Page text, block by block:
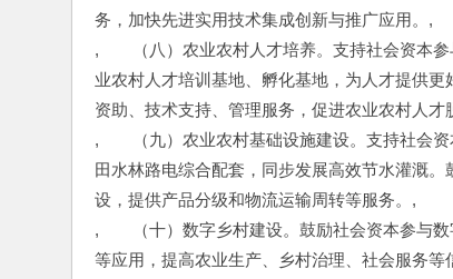
务，加快先进实用技术集成创新与推广应用。,
,　　（八）农业农村人才培养。支持社会资本
业农村人才培训基地、孵化基地，为人才提供
资助、技术支持、管理服务，促进农业农村人才
,　　（九）农业农村基础设施建设。支持社会
田水林路电综合配套，同步发展高效节水灌溉
设，提供产品分级和物流运输周转等服务。,
,　　（十）数字乡村建设。鼓励社会资本参与
等应用，提高农业生产、乡村治理、社会服务